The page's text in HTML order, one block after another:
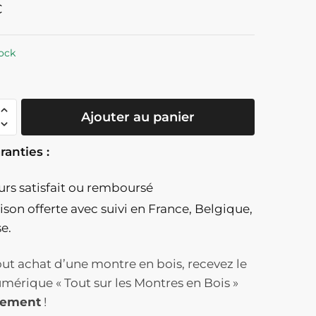
Ajouter au panier
:
satisfait ou remboursé
offerte avec suivi en France, Belgique,
achat d’une montre en bois, recevez le
« Tout sur les Montres en Bois »
!